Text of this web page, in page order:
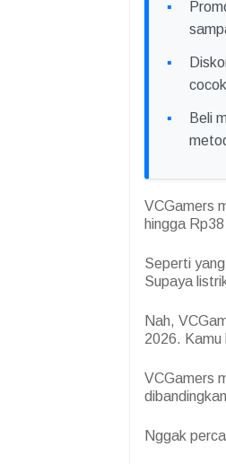
Beli
VCGamers
hingga
Seperti
Supaya
Nah,
2026. Kamu
VCGamers
Nggak